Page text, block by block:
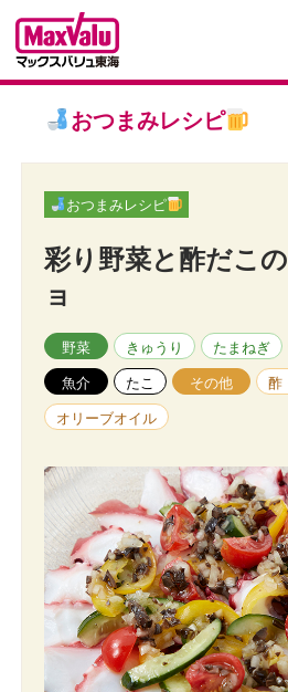
おつまみレシピ
おつまみレシピ
彩り野菜と酢だこ
ョ
野菜 きゅうり たまねぎ
魚介 たこ その他 酢
オリーブオイル